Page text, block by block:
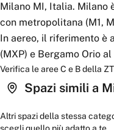
Milano MI, Italia. Milano
con metropolitana (M1,
In aereo, il riferimento è
(MXP) e Bergamo Orio al
Verifica le aree C e B della
Spazi simili a
Altri spazi della stessa